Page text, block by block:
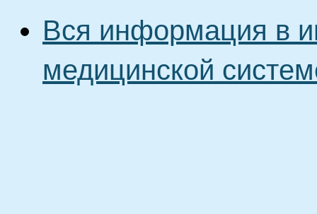
Вся информация в
медицинской